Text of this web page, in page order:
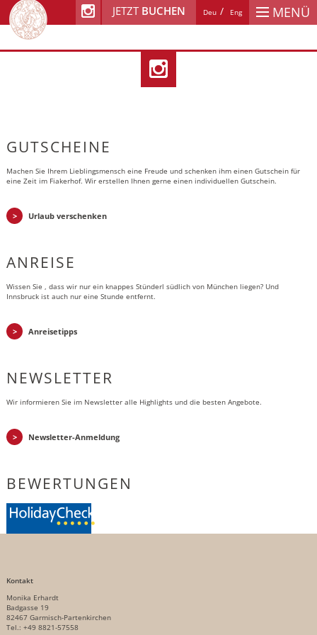
MENÜ
Deu Eng
JETZT BUCHEN
GUTSCHEINE
Machen Sie Ihrem Lieblingsmensch eine Freude und schenken ihm einen Gutschein für
eine Zeit im Fiakerhof. Wir erstellen Ihnen gerne einen individuellen Gutschein.
Urlaub verschenken
ANREISE
Wissen Sie , dass wir nur ein knappes Stünderl südlich von München liegen? Und
Innsbruck ist auch nur eine Stunde entfernt.
Anreisetipps
NEWSLETTER
Wir informieren Sie im Newsletter alle Highlights und die besten Angebote.
Newsletter-Anmeldung
BEWERTUNGEN
Kontakt
Monika Erhardt
Badgasse 19
82467 Garmisch-Partenkirchen
Tel.: +49 8821-57558